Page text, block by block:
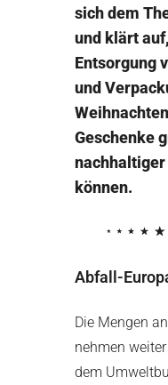
sich dem
und klärt
Entsorgung
und
Geschenke
können.
Abfall-
Die Mengen an
nehmen
dem